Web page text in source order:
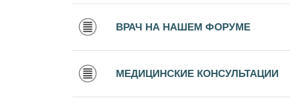
ВРАЧ НА НАШЕМ ФОРУМЕ
МЕДИЦИНСКИЕ КОНСУЛЬТАЦИИ